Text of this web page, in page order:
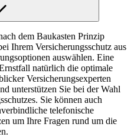
dem Baukasten Prinzip
Ihrem Versicherungsschutz aus
auswählen. Eine
natürlich die optimale
Versicherungsexperten
unterstützen Sie bei der Wahl
Sie können auch
telefonische
um Ihre Fragen rund um die